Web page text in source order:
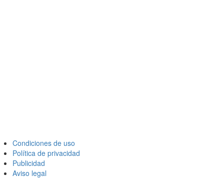
Condiciones de uso
Política de privacidad
Publicidad
Aviso legal